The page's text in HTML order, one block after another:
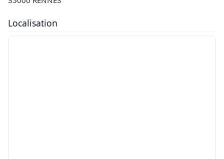
Localisation